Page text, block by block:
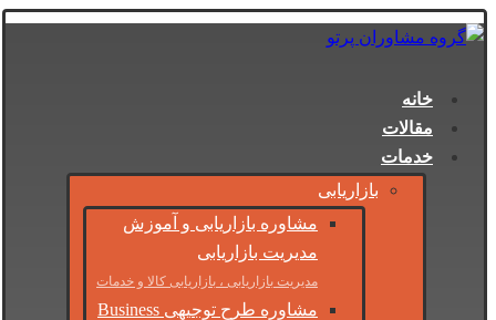
خانه
مقالات
خدمات
بازاریابی
مشاوره بازاریابی و آموزش
مدیریت بازاریابی
مدیریت بازاریابی ، بازاریابی کالا و خدمات
مشاوره طرح توجیهی Business